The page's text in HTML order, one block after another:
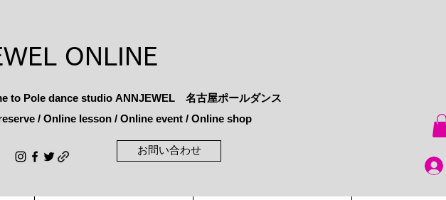
ONLINE
お問い合わせ
to Pole dance studio ANNJEWEL 名古屋ポールダンス
/ Online lesson / Online event / Online shop